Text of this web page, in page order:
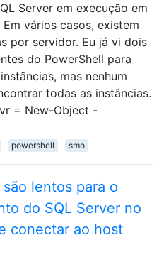
Server em execução em
vários casos, existem
por servidor. Eu já vi dois
do PowerShell para
mas nenhum
todas as instâncias.
= New-Object -
powershell smo
são lentos para o
do SQL Server no
conectar ao host